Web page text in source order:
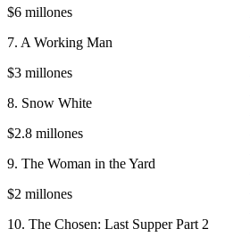
$6 millones
7. A Working Man
$3 millones
8. Snow White
$2.8 millones
9. The Woman in the Yard
$2 millones
10. The Chosen: Last Supper Part 2